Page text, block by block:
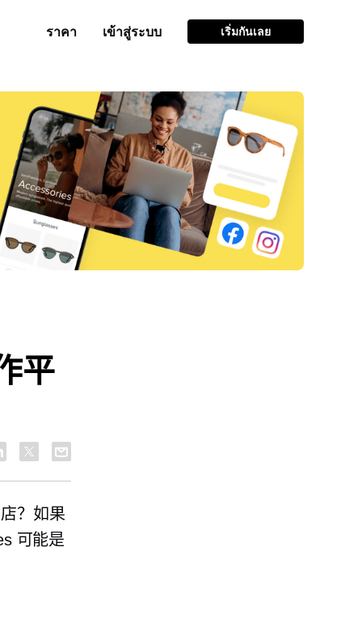
ราคา เข้าสู่ระบบ เริ่มกันเลย
平
？如果
可能是